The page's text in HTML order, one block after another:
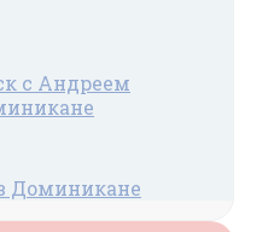
с Андреем
Доминикане